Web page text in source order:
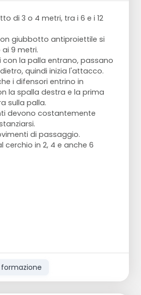
alto, a zig-zag tra le pedine.
di 3 o 4 metri, tra i 6 e i 12
giubbotto antiproiettile si
9 metri.
la palla entrano, passano
quindi inizia l'attacco.
i difensori entrino in
la spalla destra e la prima
sulla palla.
devono costantemente
di passaggio.
cerchio in 2, 4 e anche 6